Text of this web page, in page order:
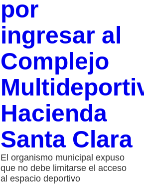
por
ingresar al
Complejo
Hacienda
Santa Clara
El organismo municipal expuso
que no debe limitarse el acceso
al espacio deportivo